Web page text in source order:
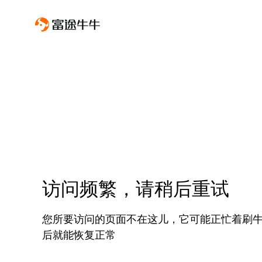
访问频繁，请稍后重试
您所要访问的页面不在这儿，它可能正忙着刷
后就能恢复正常